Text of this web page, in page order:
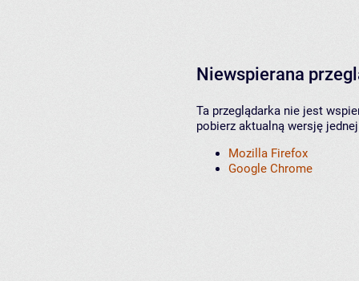
Niewspierana
Ta przeglądarka nie jest
pobierz aktualną wersję
Mozilla Firefox
Google Chrome